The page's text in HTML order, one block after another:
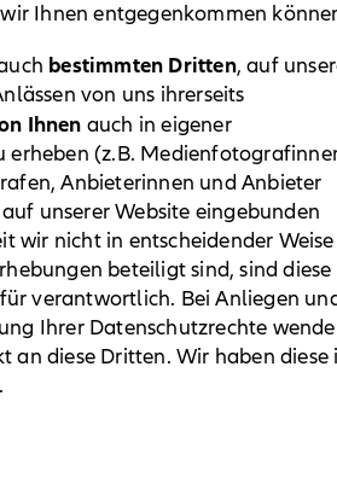
Ihnen entgegenkommen
bestimmten Dritten, auf
von uns ihrerseits
Ihnen auch in eigener
erheben (z.B.
Anbieterinnen und Anbieter
unserer Website eingebunden
wir nicht in entscheidender Weise
beteiligt sind, sind diese
verantwortlich. Bei Anliegen
Ihrer Datenschutzrechte
an diese Dritten. Wir haben diese